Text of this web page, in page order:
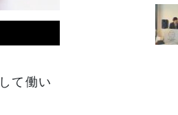
て働い